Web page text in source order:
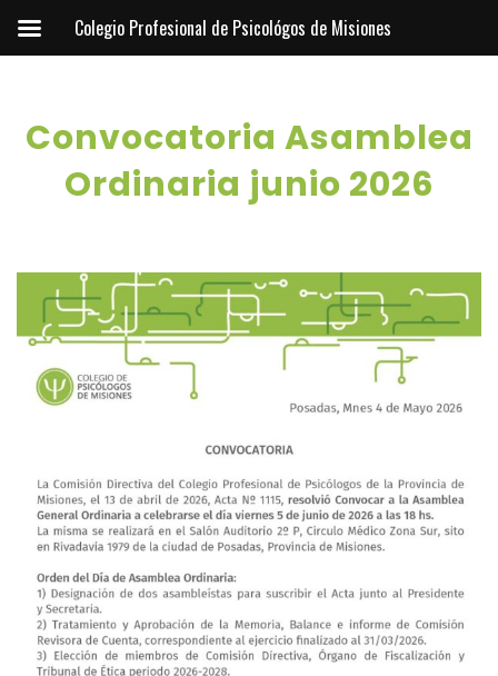
Convocatoria Asamblea
Ordinaria junio 2026
Colegio Profesional de Psicológos de Misiones